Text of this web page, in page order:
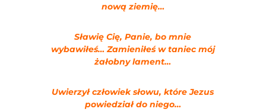
nową ziemię…
Sławię Cię, Panie, bo mnie
wybawiłeś…Zamieniłeś w taniec mój
żałobny lament…
Uwierzył człowiek słowu, które Jezus
powiedział do niego…